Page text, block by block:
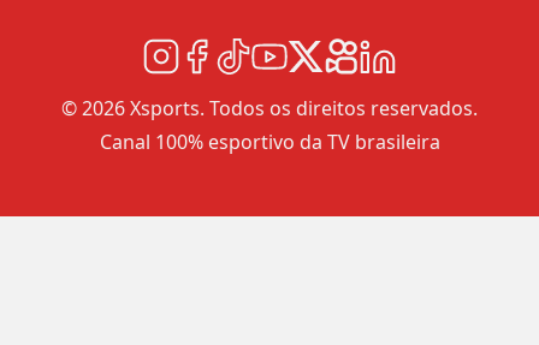
© 2026 Xsports. Todos os direitos reservados.
Canal 100% esportivo da TV brasileira